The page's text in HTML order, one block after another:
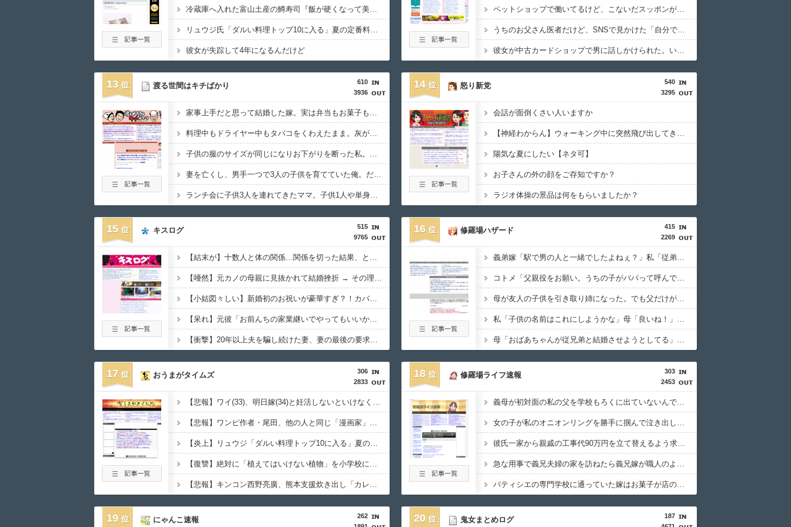
冷蔵庫へ入れた富山土産の鱒寿司『飯が硬くなって美味しく無くなる』って怒られた
リュウジ氏「ダルい料理トップ10に入る」夏の定番料理は冷やし中華 「あり得ないほどダルい」
彼女が失踪して4年になるんだけど
ペットショップで働いてるけど、こないだスッポンが入荷した。
うちのお父さん医者だけど、SNSで見かけた「自分で施術した部分しか見てない医師」そっくり。
彼女が中古カードショップで男に話しかけられた。いきなり彼女の持ち歩いてたカードを品定めしだしたらしく…
13
610
3936
渡る世間はキチばかり
家事上手だと思って結婚した嫁。実は弁当もお菓子も妹に作らせていたと判明し、俺は・・・
料理中もドライヤー中もタバコをくわえたまま。灰が落ちそうだし煙を撒き散らされて・・・
子供の服のサイズが同じになりお下がりを断った私。それでもママ友が毎シーズン『○サイズない？』と聞いてきて・・・
妻を亡くし、男手一つで3人の子供を育てていた俺。だが娘の担任が娘に『これからは君が家のお母さんだよ』と言い出して・・・
ランチ会に子供3人を連れてきたママ。子供1人や単身参加者と同額しか払おうとせず・・・
14
540
3295
怒り新党
会話が面倒くさい人いますか
【神経わからん】ウォーキング中に突然飛び出してきた犬に噛まれた。飼い主の家は留守だったので手紙を残したが5日経って漸く連絡してきた女性は延々身の上話をしてき
陽気な夏にしたい【ネタ可】
お子さんの外の顔をご存知ですか？
ラジオ体操の景品は何をもらいましたか？
15
515
9765
キスログ
【結末が】十数人と体の関係…関係を切った結果、とんでもない事態にｗｗｗ【怖すぎ】
【唖然】元カノの母親に見抜かれて結婚挫折 → その理由がコレｗｗｗｗ
【小姑図々しい】新婚初のお祝いが豪華すぎ？！カバンに時計7万円の請求後に訪れた悲劇ｗｗｗｗ
【呆れ】元彼「お前んちの家業継いでやってもいいかなｗ」ってお前前は…ｗｗｗｗ
【衝撃】20年以上夫を騙し続けた妻、妻の最後の要求がこれｗｗｗｗ
16
415
2269
修羅場ハザード
義弟嫁「駅で男の人と一緒でしたよねぇ？」私「従弟だけど？」→意味深な言い方をされてウンザリして…
コトメ「父親役をお願い。うちの子がパパって呼んでもいいよね？」旦那「それは無理」→断った途端に大騒ぎになり…
母が友人の子供を引き取り姉になった。でも父だけが姉へ理不尽な要求ばかり押し付けていて…
私「子供の名前はこれにしようかな」母「良いね！」→母「みんな聞いて！ヒントは花の名前よ！」→勝手に発表されて腹が立ち…
母「おばあちゃんが従兄弟と結婚させようとしてる」私「ちょうどいい、その話利用するわ」→3日後にまさかの展開…
17
306
2833
おうまがタイムズ
【悲報】ワイ(33)、明日嫁(34)と妊活しないといけなくて辛い
【悲報】ワンピ作者・尾田、他の人と同じ「漫画家」という肩書きに不満で炎上ｗｗｗｗｗｗ
【炎上】リュウジ「ダルい料理トップ10に入る」夏の冷やし中華 「あり得ないほどダルい」
【復讐】絶対に「植えてはいけない植物」を小学校に植えた→20年経って見に行くと…「！？」衝撃の光景が・・・
【悲報】キンコン西野亮廣、熊本支援炊き出し「カレー」で炎上するｗｗｗ
18
303
2453
修羅場ライフ速報
義母が初対面の私の父を学校もろくに出ていないんでしょ？」と見下した。しかし父が漁業を経営していると知ると…
女の子が私のオニオンリングを勝手に掴んで泣き出した。その時に私を心配した店員を女の子の母親がどついて…
彼氏一家から親戚の工事代90万円を立て替えるよう求められた。「親戚は50万円入金してる」と伝えると…
急な用事で義兄夫婦の家を訪ねたら義兄嫁が職人のような姿で現れた。台所の点検口を自分で床下収納に作り替えていて…
パティシエの専門学校に通っていた嫁はお菓子が店の味。けどカレーの野菜はぽきぽきで、固いと伝えると…
19
262
にゃんこ速報 20
187
鬼女まとめログ